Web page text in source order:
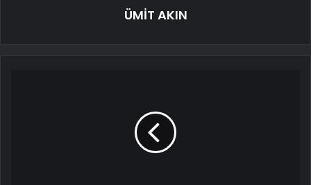
ÜMİT AKIN